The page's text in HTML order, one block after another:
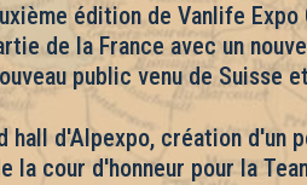
édition de Vanlife
de la France avec un
public venu de Suisse
d'Alpexpo, création
cour d'honneur pour la